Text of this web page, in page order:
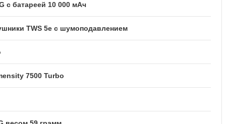
с батареей 10 000 мАч
TWS 5e с шумоподавлением
7500 Turbo